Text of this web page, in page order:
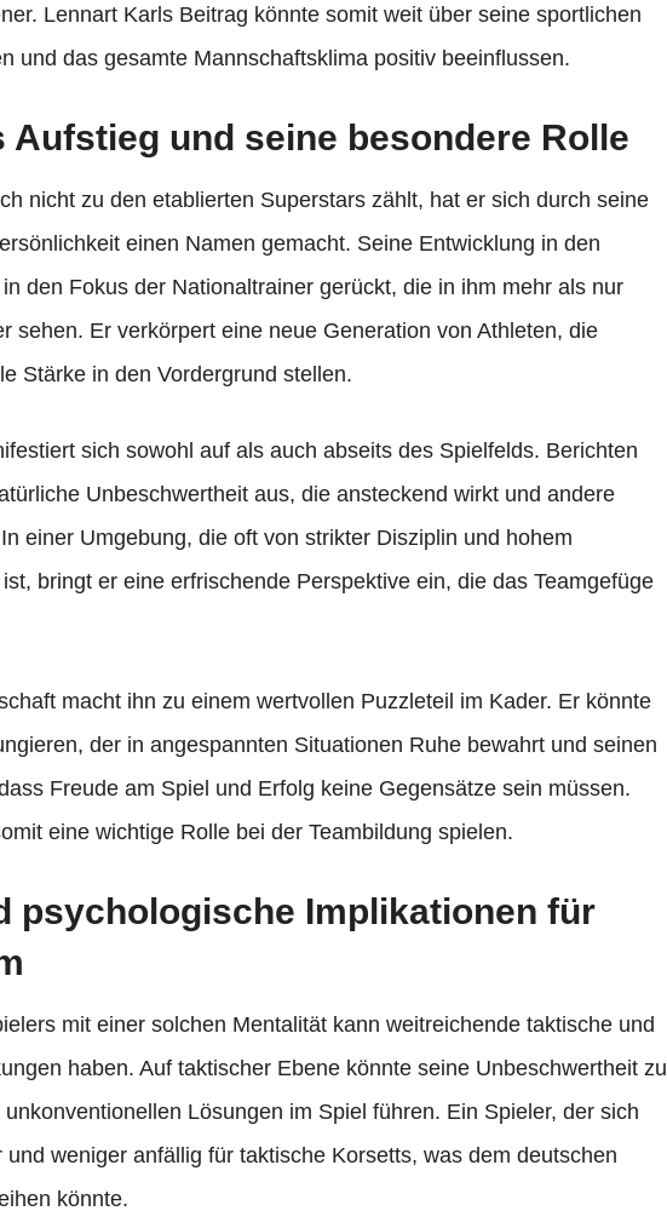
Lennart Karls Beitrag könnte somit weit über seine sportlichen
und das gesamte Mannschaftsklima positiv beeinflussen.
Aufstieg und seine besondere Rolle
nicht zu den etablierten Superstars zählt, hat er sich durch seine
einen Namen gemacht. Seine Entwicklung in den
den Fokus der Nationaltrainer gerückt, die in ihm mehr als nur
sehen. Er verkörpert eine neue Generation von Athleten, die
Stärke in den Vordergrund stellen.
sich sowohl auf als auch abseits des Spielfelds. Berichten
Unbeschwertheit aus, die ansteckend wirkt und andere
einer Umgebung, die oft von strikter Disziplin und hohem
bringt er eine erfrischende Perspektive ein, die das Teamgefüge
macht ihn zu einem wertvollen Puzzleteil im Kader. Er könnte
der in angespannten Situationen Ruhe bewahrt und seinen
Freude am Spiel und Erfolg keine Gegensätze sein müssen.
eine wichtige Rolle bei der Teambildung spielen.
psychologische Implikationen für
mit einer solchen Mentalität kann weitreichende taktische und
haben. Auf taktischer Ebene könnte seine Unbeschwertheit zu
Lösungen im Spiel führen. Ein Spieler, der sich
weniger anfällig für taktische Korsetts, was dem deutschen
könnte.